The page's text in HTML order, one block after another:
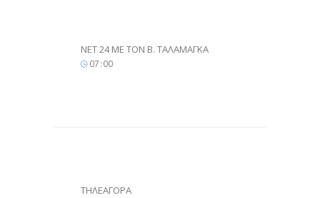
NET 24 ME TON Β. ΤΑΛΑΜΑΓΚΑ
07:00
ΤΗΛΕΑΓΟΡΑ